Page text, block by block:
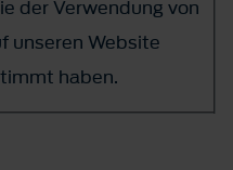
der Verwendung von
unseren Website
haben.